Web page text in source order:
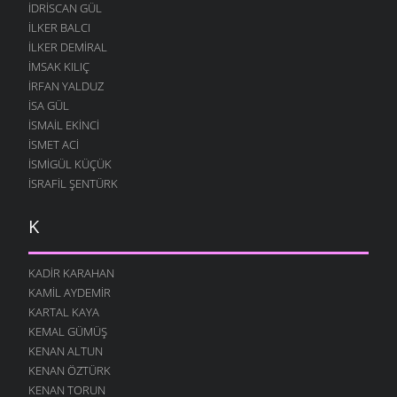
KALDI
11 AĞUSTOS 2004
YIKILDIM
11 AĞUSTOS 2004
DÜŞÜNÜYORUM
11 AĞUSTOS 2004
NAZOY
11 AĞUSTOS 2004
11 AĞUSTOS 2004
TABUT
11 AĞUSTOS 2004
EL ATIN
11 AĞUSTOS 2004
MAHMUT
11 AĞUSTOS 2004
GÖTÜR
IDRISCAN GÜL
İLKER BALCI
İLKER DEMIRAL
İMSAK KILIÇ
İRFAN YALDUZ
ISA GÜL
ISMAIL EKINCI
İSMET ACI
İSMIGÜL KÜÇÜK
İSRAFIL ŞENTÜRK
K
KADIR KARAHAN
KAMIL AYDEMIR
KARTAL KAYA
KEMAL GÜMÜŞ
KENAN ALTUN
KENAN ÖZTÜRK
KENAN TORUN